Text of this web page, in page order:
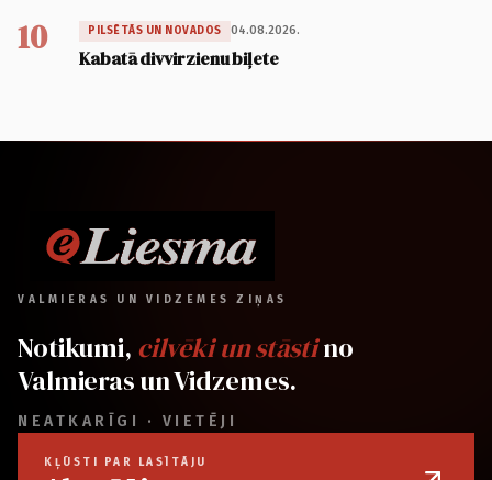
10 PILSĒTĀS UN NOVADOS 04.08.2026.
Kabatā divvirzienu biļete
VALMIERAS UN VIDZEMES ZIŅAS
Notikumi, cilvēki un stāstino
Valmieras un Vidzemes.
NEATKARĪGI · VIETĒJI
KĻŪSTI PAR LASĪTĀJU